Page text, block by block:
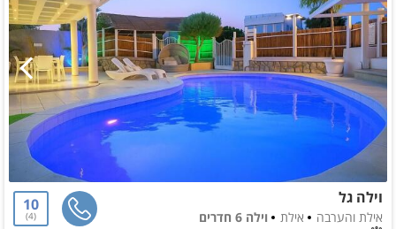
וילה גל
אילת והערבה אילת
וילה 6 חדרים
10
4